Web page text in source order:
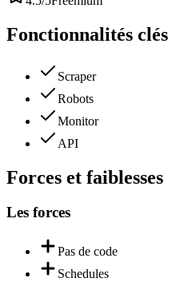
Fonctionnalités clés
Scraper
Robots
Monitor
API
Forces et faiblesses
Les forces
Pas de code
Schedules